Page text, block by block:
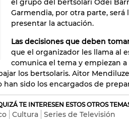
el grupo del bertsolari Odei
Garmendia, por otra parte, será
presentar la actuación.
Las decisiones que deben
que el organizador les llama al
comunica el tema y empiezan
los bertsolaris. Aitor
han sido los encargados de
TE INTERESEN ESTOS OTROS
Cultura Series de Televisión